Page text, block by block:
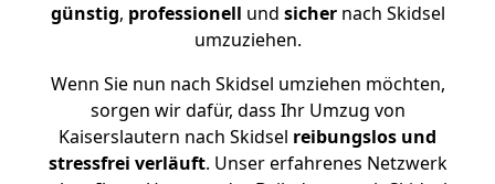
günstig, professionell und sichernach Skidsel
umzuziehen.
Wenn Sie nun nach Skidsel umziehen möchten,
sorgen wir dafür, dass Ihr Umzug von
Kaiserslautern nach Skidsel reibungslos und
stressfrei verläuft. Unser erfahrenes Netzwerk